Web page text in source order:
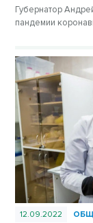
Губернатор
пандемии
12.09.2022